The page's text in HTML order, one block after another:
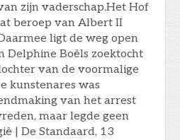
zijn vaderschap.Het Hof
beroep van Albert II
ligt de weg open
Delphine Boëls zoektocht
van de voormalige
kunstenares was
van het arrest
maar legde geen
| De Standaard, 13